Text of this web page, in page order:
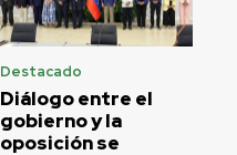
Destacado
Diálogo entre el
gobierno y la
oposición se